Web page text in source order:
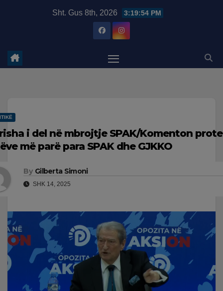
Sht. Gus 8th, 2026 3:19:54 PM
i del në mbrojtje SPAK/Komenton
më parë para SPAK dhe GJKKO
By Gilberta Simoni
SHK 14, 2025